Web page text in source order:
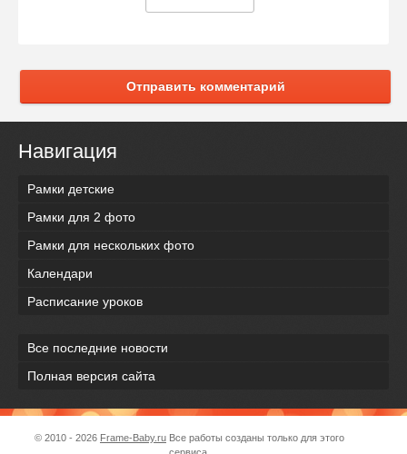
Отправить комментарий
Навигация
Рамки детские
Рамки для 2 фото
Рамки для нескольких фото
Календари
Расписание уроков
Все последние новости
Полная версия сайта
© 2010 - 2026 Frame-Baby.ru Все работы созданы только для этого